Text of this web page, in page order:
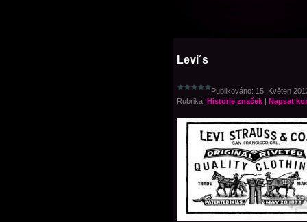
Levi´s
Publikováno: 15. Květen
Rubrika: Historie značek | Napsat